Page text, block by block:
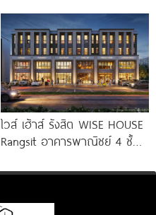
MEGA บางนา
ไวส์ เฮ้าส์ รังสิต WISE HOUSE
Rangsit อาคารพาณิชย์ 4 ชั้น